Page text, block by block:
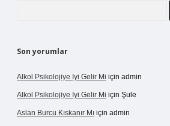
Son yorumlar
Alkol Psikolojiye Iyi Gelir Mi için admin
Alkol Psikolojiye Iyi Gelir Mi için Şule
Aslan Burcu Kıskanır Mı için admin